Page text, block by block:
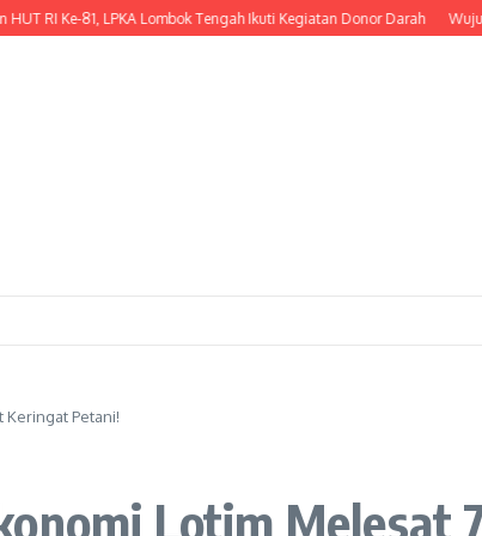
81, LPKA Lombok Tengah Ikuti Kegiatan Donor Darah Wujud
Keringat Petani!
Lotim